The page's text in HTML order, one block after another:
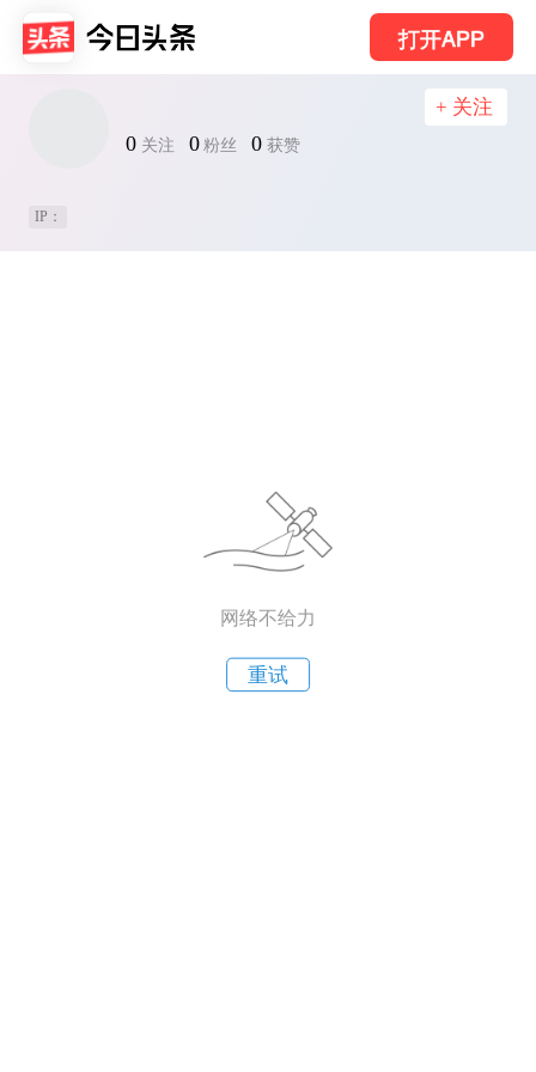
打开APP
0 关注 0 粉丝 0 获赞
+ 关注
IP：
网络不给力
重试